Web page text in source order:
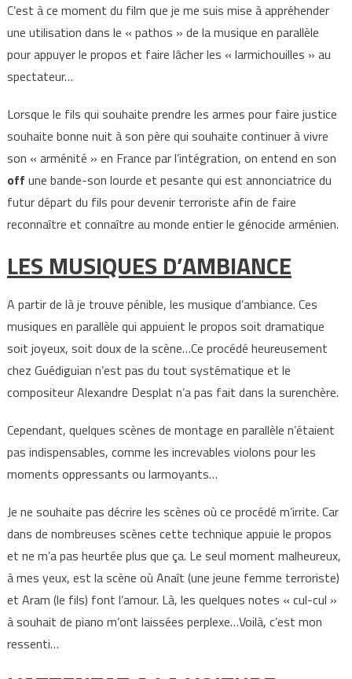
C’est à ce moment du film que je me suis mise à appréhender
une utilisation dans le « pathos » de la musique en parallèle
pour appuyer le propos et faire lâcher les « larmichouilles » au
spectateur…
Lorsque le fils qui souhaite prendre les armes pour faire justice
souhaite bonne nuit à son père qui souhaite continuer à vivre
son « arménité » en France par l’intégration, on entend en son
off une bande-son lourde et pesante qui est annonciatrice du
futur départ du fils pour devenir terroriste afin de faire
reconnaître et connaître au monde entier le génocide arménien.
LES MUSIQUES D’AMBIANCE
A partir de là je trouve pénible, les musique d’ambiance. Ces
musiques en parallèle qui appuient le propos soit dramatique
soit joyeux, soit doux de la scène…Ce procédé heureusement
chez Guédiguian n’est pas du tout systématique et le
compositeur Alexandre Desplat n’a pas fait dans la surenchère.
Cependant, quelques scènes de montage en parallèle n’étaient
pas indispensables, comme les increvables violons pour les
moments oppressants ou larmoyants…
Je ne souhaite pas décrire les scènes où ce procédé m’irrite. Car
dans de nombreuses scènes cette technique appuie le propos
et ne m’a pas heurtée plus que ça. Le seul moment malheureux,
à mes yeux, est la scène où Anaît (une jeune femme terroriste)
et Aram (le fils) font l’amour. Là, les quelques notes « cul-cul »
à souhait de piano m’ont laissées perplexe…Voilà, c’est mon
ressenti…